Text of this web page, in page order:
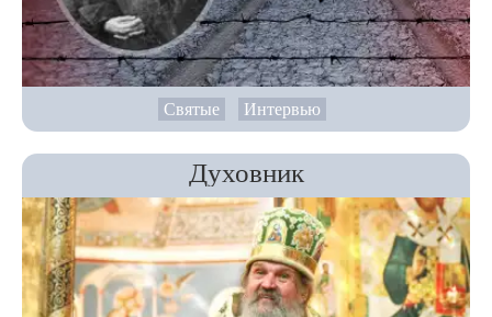
Святые Интервью
Духовник